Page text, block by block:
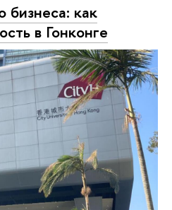
бизнеса: как
в Гонконге